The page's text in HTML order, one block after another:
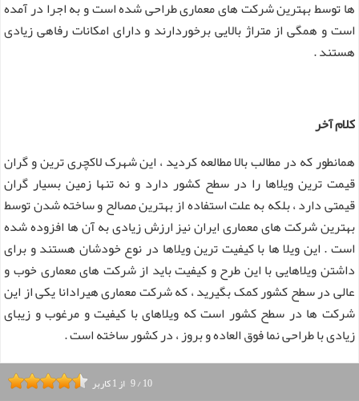
ها توسط بهترین شرکت های معماری طراحی شده است و به اجرا در آمده
است و همگی از متراژ بالایی برخوردارند و دارای امکانات رفاهی زیادی
هستند .
کلام آخر
همانطور که در مطالب بالا مطالعه کردید ، این شهرک لاکچری ترین و گران
قیمت ترین ویلاها را در سطح کشور دارد و نه تنها زمین بسیار گران
قیمتی دارد ، بلکه به علت استفاده از بهترین مصالح و ساخته شدن توسط
بهترین شرکت های معماری ایران نیز ارزش زیادی به آن ها افزوده شده
است . این ویلا ها با کیفیت ترین ویلاها در نوع خودشان هستند و برای
داشتن ویلاهایی با این طرح و کیفیت باید از شرکت های معماری خوب و
عالی در سطح کشور کمک بگیرید ، که شرکت معماری هیرادانا یکی از این
شرکت ها در سطح کشور است که ویلاهای با کیفیت و مرغوب و زیبای
زیادی با طراحی نما فوق العاده و بروز ، در کشور ساخته است .
9/10 از1کاربر